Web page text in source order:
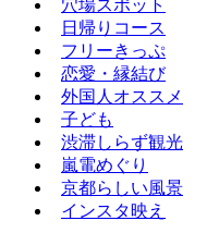
穴場スポット
日帰りコース
フリーきっぷ
恋愛・縁結び
外国人オススメ
子ども
渋滞しらず観光
嵐電めぐり
京都らしい風景
インスタ映え